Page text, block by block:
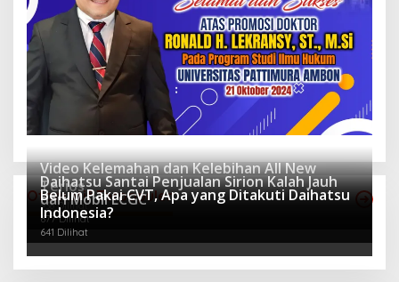
Otomotif Terpopuler
Video Kelemahan dan Kelebihan All New
Terios
938 Dilihat
Daihatsu Santai Penjualan Sirion Kalah Jauh
dari Mobil LCGC
677 Dilihat
Belum Pakai CVT, Apa yang Ditakuti Daihatsu
Indonesia?
641 Dilihat